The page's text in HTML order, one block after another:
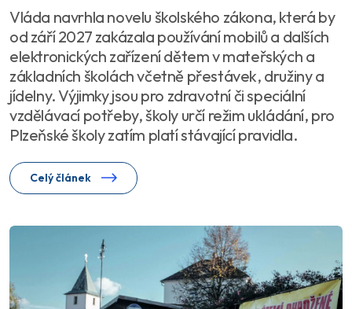
Vláda navrhla novelu školského zákona, která by
od září 2027 zakázala používání mobilů a dalších
elektronických zařízení dětem v mateřských a
základních školách včetně přestávek, družiny a
jídelny. Výjimky jsou pro zdravotní či speciální
vzdělávací potřeby, školy určí režim ukládání, pro
Plzeňské školy zatím platí stávající pravidla.
Celý článek